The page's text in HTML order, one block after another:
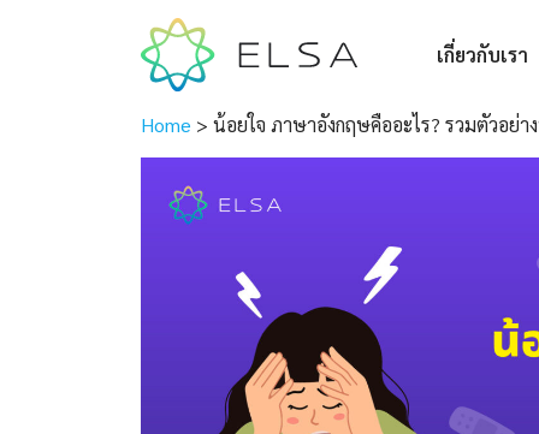
เกี่ยวกับเรา
Home > น้อยใจ ภาษาอังกฤษคืออะไร? รวมตัวอย่